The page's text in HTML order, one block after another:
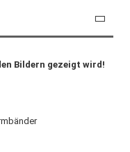
Bildern gezeigt wird!